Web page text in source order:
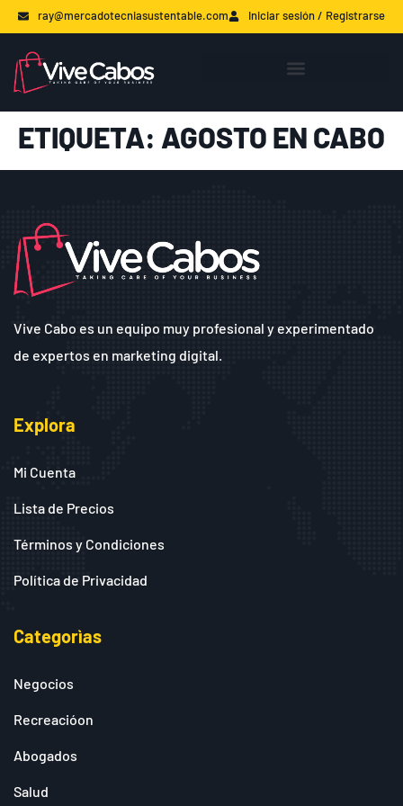
ray@mercadotecniasustentable.com Iniciar sesión / Registrarse
ETIQUETA: AGOSTO EN CABO
Vive Cabo es un equipo muy profesional y experimentado
de expertos en marketing digital.
Explora
Mi Cuenta
Lista de Precios
Términos y Condiciones
Política de Privacidad
Categorìas
Negocios
Recreacióon
Abogados
Salud